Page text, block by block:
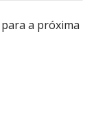
a próxima